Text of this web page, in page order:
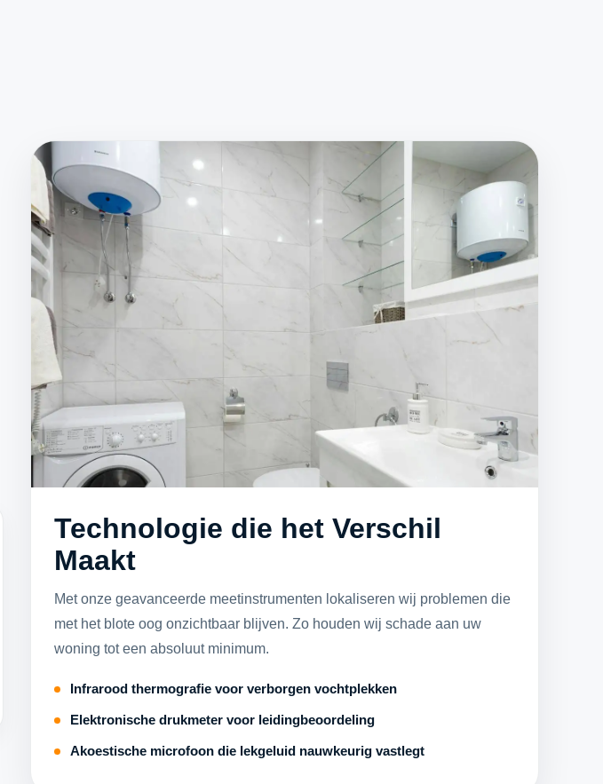
Technologie die het Verschil
Maakt
Met onze geavanceerde meetinstrumenten lokaliseren wij problemen die
met het blote oog onzichtbaar blijven. Zo houden wij schade aan uw
woning tot een absoluut minimum.
Infrarood thermografie voor verborgen vochtplekken
Elektronische drukmeter voor leidingbeoordeling
Akoestische microfoon die lekgeluid nauwkeurig vastlegt